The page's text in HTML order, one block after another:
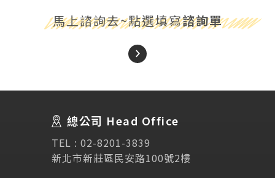
About Us 關於我們
講座活動
Testimonial 學生推薦
馬上諮詢去~點選填寫諮詢單
總公司 Head Office
TEL : 02-8201-3839
新北市新莊區民安路100號2樓